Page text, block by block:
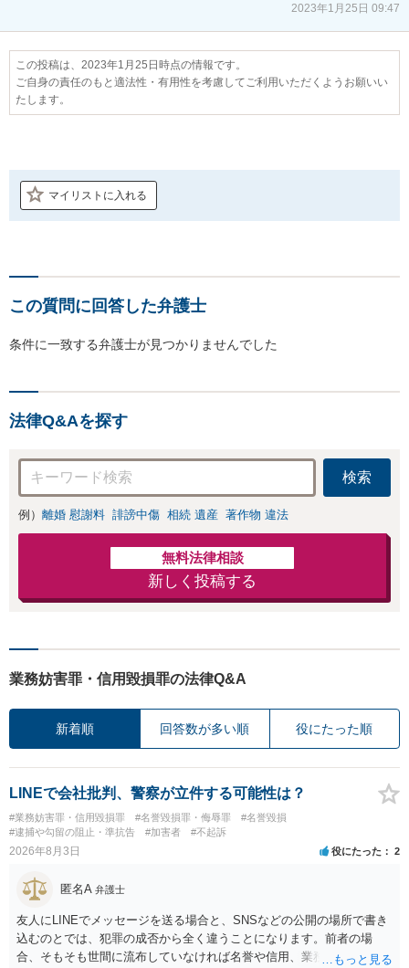
2023年1月25日 09:47
この投稿は、2023年1月25日時点の情報です。
ご自身の責任のもと適法性・有用性を考慮してご利用いただくようお願いい
たします。
マイリストに入れる
この質問に回答した弁護士
条件に一致する弁護士が見つかりませんでした
法律Q&Aを探す
検索
例） 離婚 慰謝料 誹謗中傷 相続 遺産 著作物 違法
無料法律相談
新しく投稿する
業務妨害罪・信用毀損罪の法律Q&A
新着順 回答数が多い順 役にたった順
LINEで会社批判、警察が立件する可能性は？
#業務妨害罪・信用毀損罪 #名誉毀損罪・侮辱罪
#名誉毀損
#逮捕や勾留の阻止・準抗告
#加害者 #不起訴
2026年8月3日 役にたった 2
匿名A 弁護士
友人にLINEでメッセージを送る場合と、SNSなどの公開の場所で書き
込むのとでは、犯罪の成否から全く違うことになります。前者の場
合、そもそも世間に流布していなければ名誉や信用、業務にかかる犯